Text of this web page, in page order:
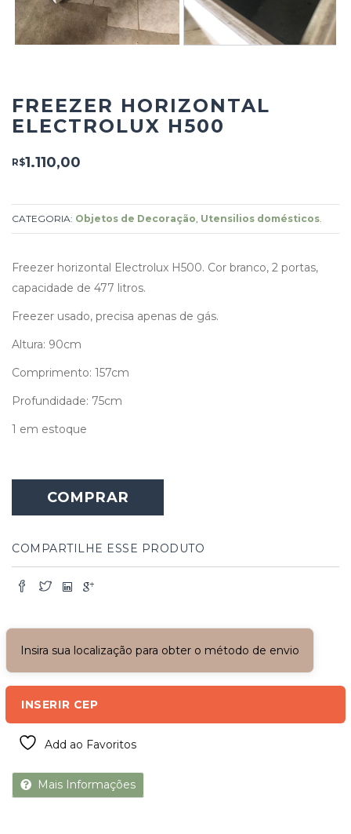
FREEZER HORIZONTAL
ELECTROLUX H500
R$1.110,00
CATEGORIA: Objetos de Decoração Utensilios domésticos
Freezer horizontal Electrolux H500. Cor branco, 2 portas,
capacidade de 477 litros.
Freezer usado, precisa apenas de gás.
Altura: 90cm
Comprimento: 157cm
Profundidade: 75cm
1 em estoque
Electrolux
h500
COMPRAR
COMPARTILHE ESSE PRODUTO
Insira sua localização para obter o método de envio
INSERIR CEP
Add ao Favoritos
Mais Informações